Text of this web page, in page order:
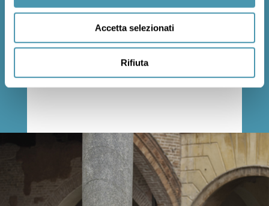
Accetta selezionati
Rifiuta
ZNAJDŹ SPRZEDAWCĘ
Cicli MBM posiada rozbudowaną krajową i
mapie najbliższego sprzedawcę!
ZNAJDŹ SPRZEDAWCĘ